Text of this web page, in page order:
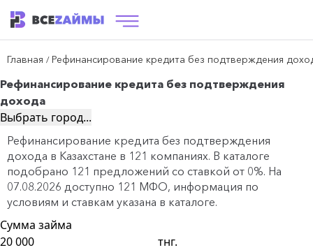
Главная / Рефинансирование кредита без подтверждения
Рефинансирование кредита без подтверждения
дохода
Выбрать город...
Рефинансирование кредита без подтверждения
дохода в Казахстане в 121 компаниях. В каталоге
подобрано 121 предложений со ставкой от 0%. На
07.08.2026 доступно 121 МФО, информация по
условиям и ставкам указана в каталоге.
Сумма займа
тнг.